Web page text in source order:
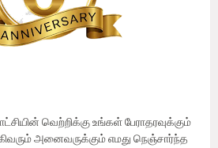
வெற்றிக்கு உங்கள் பேராதரவுக்கும்
அனைவருக்கும் எமது நெஞ்சார்ந்த